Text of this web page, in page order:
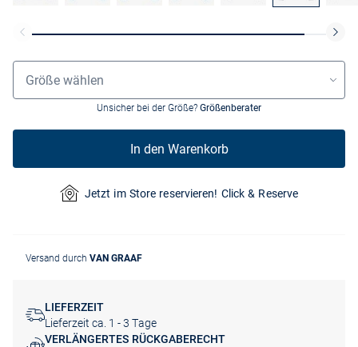
Größenauswahl
Größe wählen
Unsicher bei der Größe? Größenberater
In den Warenkorb
Jetzt im Store reservieren! Click & Reserve
Versand durch VAN GRAAF
LIEFERZEIT
Lieferzeit ca. 1 - 3 Tage
VERLÄNGERTES RÜCKGABERECHT